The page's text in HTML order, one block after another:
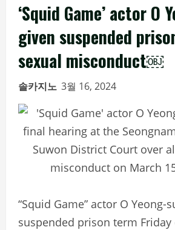
‘Squid Game’ actor O
given suspended
sexual misconduct￼
솔카지노 3월 16, 2024
“Squid Game” actor O Yeong-
suspended prison term